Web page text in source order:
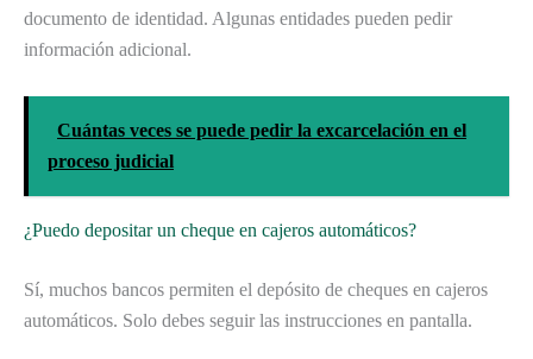
documento de identidad. Algunas entidades pueden pedir
información adicional.
Cuántas veces se puede pedir la excarcelación en el
proceso judicial
¿Puedo depositar un cheque en cajeros automáticos?
Sí, muchos bancos permiten el depósito de cheques en cajeros
automáticos. Solo debes seguir las instrucciones en pantalla.